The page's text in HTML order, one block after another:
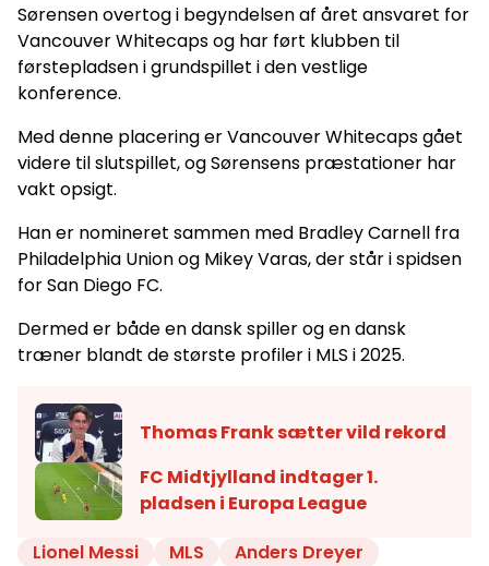
Sørensen overtog i begyndelsen af året ansvaret for
Vancouver Whitecaps og har ført klubben til
førstepladsen i grundspillet i den vestlige
konference.
Med denne placering er Vancouver Whitecaps gået
videre til slutspillet, og Sørensens præstationer har
vakt opsigt.
Han er nomineret sammen med Bradley Carnell fra
Philadelphia Union og Mikey Varas, der står i spidsen
for San Diego FC.
Dermed er både en dansk spiller og en dansk
træner blandt de største profiler i MLS i 2025.
Thomas Frank sætter vild rekord
FC Midtjylland indtager 1.
pladsen i Europa League
Lionel Messi
MLS Anders Dreyer